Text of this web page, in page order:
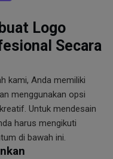
Logo
Secara
kami, Anda memiliki
menggunakan opsi
Untuk mendesain
harus mengikuti
di bawah ini.